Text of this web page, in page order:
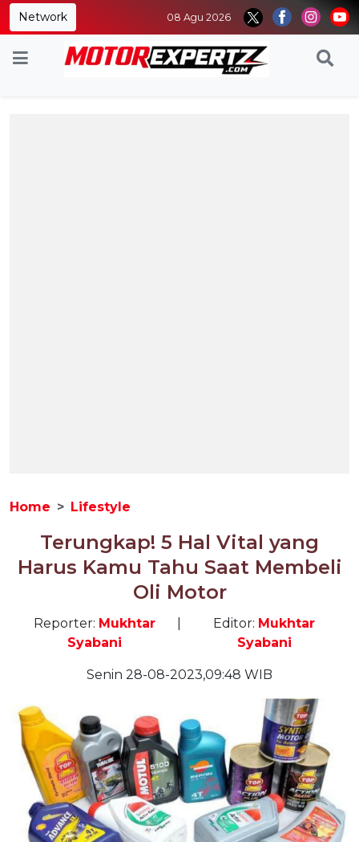
Network 08 Agu 2026
Home Lifestyle
Terungkap! 5 Hal Vital yang
Harus Kamu Tahu Saat Membeli
Oli Motor
Reporter: Mukhtar
Syabani
Editor: Mukhtar
Syabani
Senin 28-08-2023,09:48 WIB